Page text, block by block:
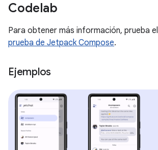
Codelab
Para obtener más información, prueba el
prueba de Jetpack Compose.
Ejemplos